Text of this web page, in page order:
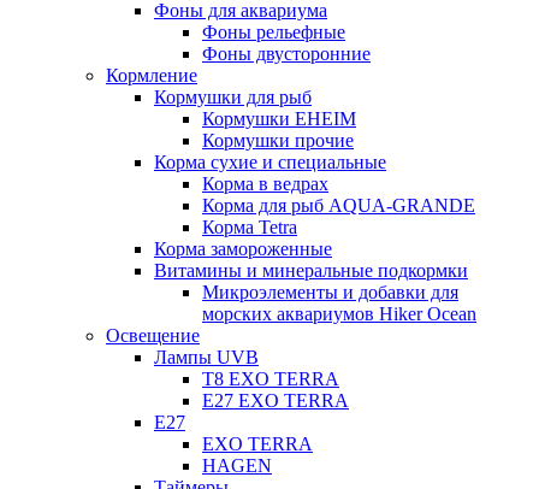
Фоны для аквариума
Фоны рельефные
Фоны двусторонние
Кормление
Кормушки для рыб
Кормушки EHEIM
Кормушки прочие
Корма сухие и специальные
Корма в ведрах
Корма для рыб AQUA-GRANDE
Корма Tetra
Корма замороженные
Витамины и минеральные подкормки
Микроэлементы и добавки для
морских аквариумов Hiker Ocean
Освещение
Лампы UVB
Т8 EXO TERRA
Е27 EXO TERRA
Е27
EXO TERRA
HAGEN